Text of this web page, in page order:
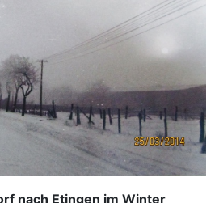
nach Etingen im Winter